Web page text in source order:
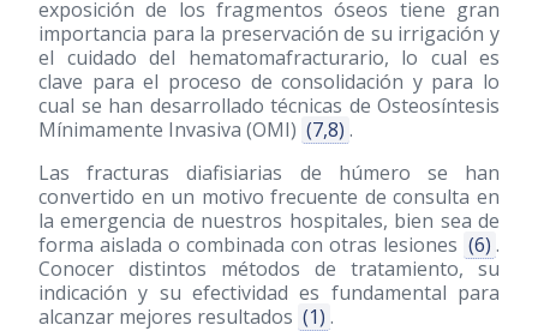
exposición de los fragmentos óseos tiene gran
importancia para la preservación de su irrigación y
el cuidado del hematomafracturario, lo cual es
clave para el proceso de consolidación y para lo
cual se han desarrollado técnicas de Osteosíntesis
Mínimamente Invasiva (OMI) (7,8) .
Las fracturas diafisiarias de húmero se han
convertido en un motivo frecuente de consulta en
la emergencia de nuestros hospitales, bien sea de
forma aislada o combinada con otras lesiones (6) .
Conocer distintos métodos de tratamiento, su
indicación y su efectividad es fundamental para
alcanzar mejores resultados (1) .